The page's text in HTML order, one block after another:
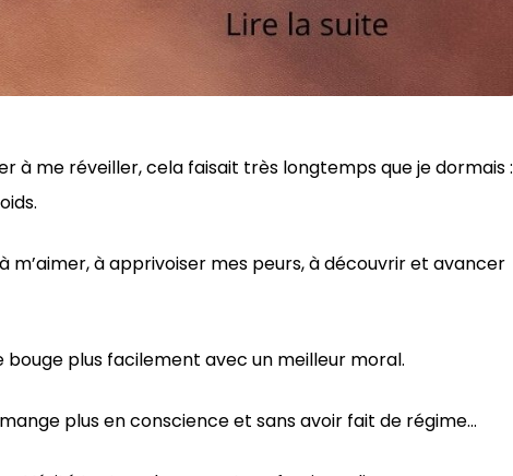
à me réveiller, cela faisait très longtemps que je dormais :
m’aimer, à apprivoiser mes peurs, à découvrir et avancer
bouge plus facilement avec un meilleur moral.
plus en conscience et sans avoir fait de régime…